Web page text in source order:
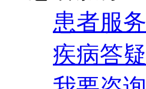
患者服务
疾病答疑